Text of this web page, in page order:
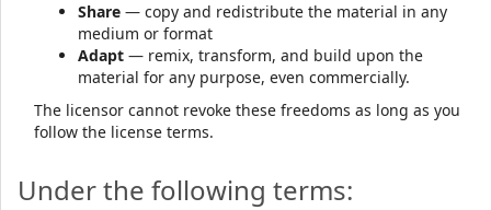
Share — copy and redistribute the material in any
medium or format
Adapt — remix, transform, and build upon the
material for any purpose, even commercially.
The licensor cannot revoke these freedoms as long as you
follow the license terms.
Under the following terms: